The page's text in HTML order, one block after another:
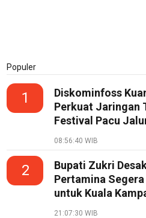
Populer
1
Diskominfoss
Perkuat Jaringan
Festival Pacu
08:56:40 WIB
2
Bupati Zukri
Pertamina Segera
untuk Kuala
21:07:30 WIB